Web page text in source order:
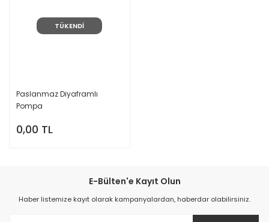
TÜKENDİ
Paslanmaz Diyaframlı
Pompa
0,00 TL
E-Bülten'e Kayıt Olun
Haber listemize kayıt olarak kampanyalardan, haberdar olabilirsiniz.